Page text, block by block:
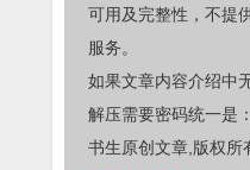
可用及完整性，不提
服务。
如果文章内容介绍中
解压需要密码统一是：
书生原创文章,版权所